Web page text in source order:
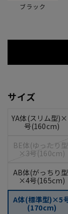
ブラック
サイズ
YA体(スリム型
号(160cm)
BE体(ゆったり
×3号(160cm)
AB体(がっちり
×4号(165cm)
A体(標準型)×5
(170cm)